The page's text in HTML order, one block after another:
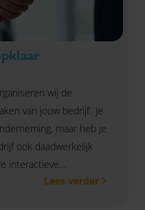
wij de
van jouw bedrijf’. Je
maar heb je
ook daadwerkelijk
interactieve
kopers naar
Lees verder